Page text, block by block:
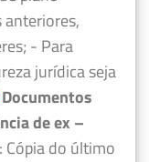
anteriores,
- Para
jurídica seja
de ex –
: Cópia do último